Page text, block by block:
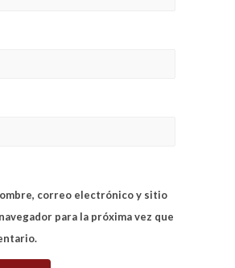
correo electrónico y sitio
para la próxima vez que